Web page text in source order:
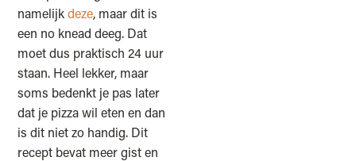
namelijkdeze, maar dit is
een no knead deeg. Dat
moet dus praktisch 24 uur
staan. Heel lekker, maar
soms bedenkt je pas later
dat je pizza wil eten en dan
is dit niet zo handig. Dit
recept bevat meer gist en